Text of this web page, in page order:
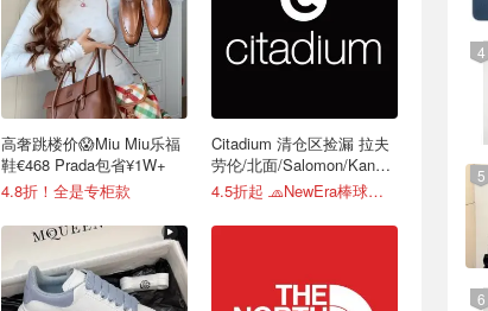
高奢跳楼价😱Miu Miu乐福
鞋€468 Prada包省¥1W+
4.8折！全是专柜款
Citadium 清仓区捡漏 拉夫
劳伦/北面/Salomon/Kangol
等
4.5折起 🧢NewEra棒球帽€18.2